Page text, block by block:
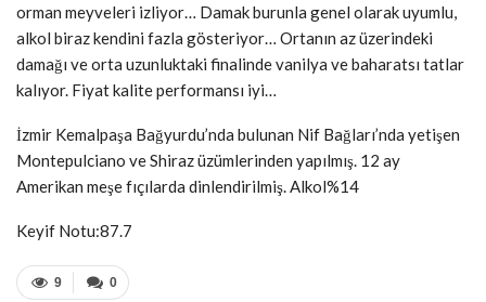
orman meyveleri izliyor… Damak burunla genel olarak uyumlu,
alkol biraz kendini fazla gösteriyor… Ortanın az üzerindeki
damağı ve orta uzunluktaki finalinde vanilya ve baharatsı tatlar
kalıyor. Fiyat kalite performansı iyi…
İzmir Kemalpaşa Bağyurdu’nda bulunan Nif Bağları’nda yetişen
Montepulciano ve Shiraz üzümlerinden yapılmış. 12 ay
Amerikan meşe fıçılarda dinlendirilmiş. Alkol%14
Keyif Notu:87.7
0
9